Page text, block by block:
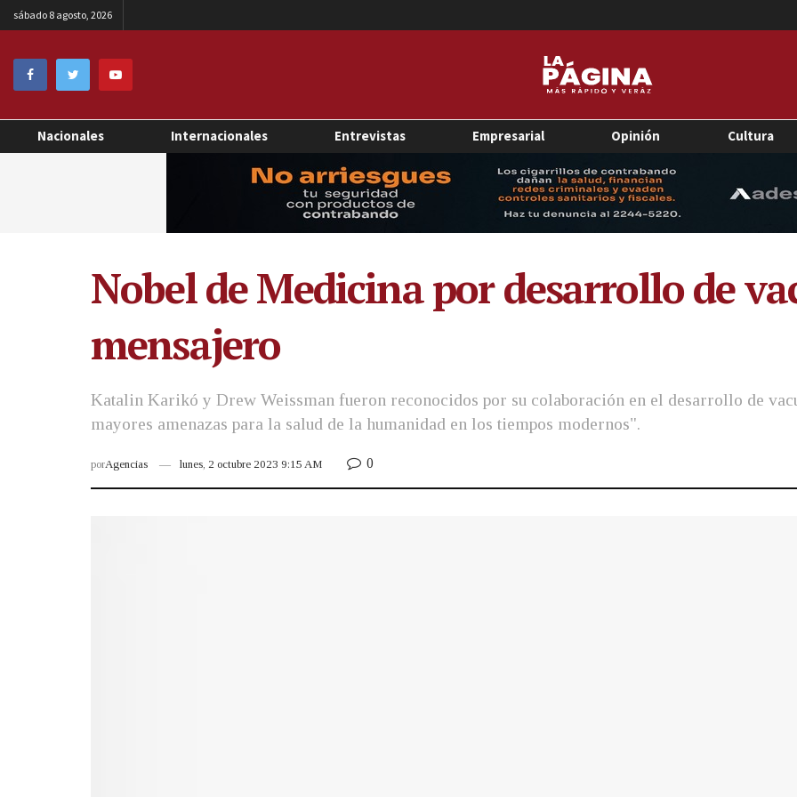
sábado 8 agosto, 2026
Nacionales Internacionales Entrevistas Empresarial Opinión Cultura
Nobel de Medicina por desarrollo de
mensajero
Katalin Karikó y Drew Weissman fueron reconocidos por su colaboración en el desarrollo de
mayores amenazas para la salud de la humanidad en los tiempos modernos".
porAgencias lunes, 2 octubre 2023 9:15 AM 0